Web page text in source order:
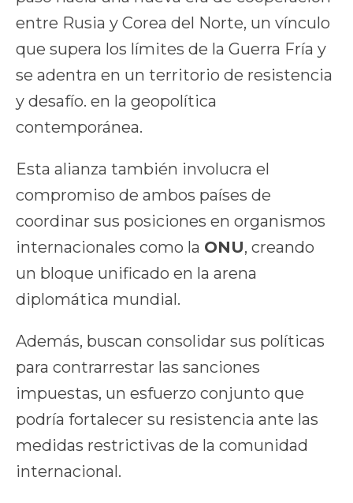
entre Rusia y Corea del Norte, un vínculo
que supera los límites de la Guerra Fría y
se adentra en un territorio de resistencia
y desafío. en la geopolítica
contemporánea.
Esta alianza también involucra el
compromiso de ambos países de
coordinar sus posiciones en organismos
internacionales como la ONU, creando
un bloque unificado en la arena
diplomática mundial.
Además, buscan consolidar sus políticas
para contrarrestar las sanciones
impuestas, un esfuerzo conjunto que
podría fortalecer su resistencia ante las
medidas restrictivas de la comunidad
internacional.